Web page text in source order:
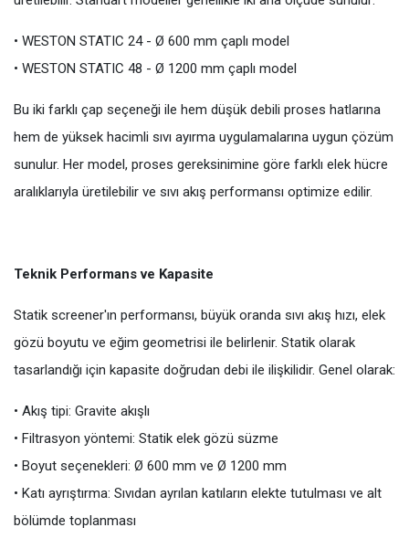
• WESTON STATIC 24 - Ø 600 mm çaplı model
• WESTON STATIC 48 - Ø 1200 mm çaplı model
Bu iki farklı çap seçeneği ile hem düşük debili proses hatlarına
hem de yüksek hacimli sıvı ayırma uygulamalarına uygun çözüm
sunulur. Her model, proses gereksinimine göre farklı elek hücre
aralıklarıyla üretilebilir ve sıvı akış performansı optimize edilir.
Teknik Performans ve Kapasite
Statik screener'ın performansı, büyük oranda sıvı akış hızı, elek
gözü boyutu ve eğim geometrisi ile belirlenir. Statik olarak
tasarlandığı için kapasite doğrudan debi ile ilişkilidir. Genel olarak:
• Akış tipi: Gravite akışlı
• Filtrasyon yöntemi: Statik elek gözü süzme
• Boyut seçenekleri: Ø 600 mm ve Ø 1200 mm
• Katı ayrıştırma: Sıvıdan ayrılan katıların elekte tutulması ve alt
bölümde toplanması